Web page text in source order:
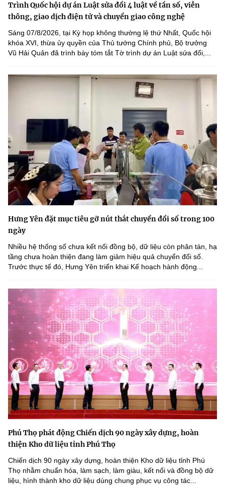
Trình Quốc hội dự án Luật sửa đổi 4 luật về tần số, viễn
thông, giao dịch điện tử và chuyển giao công nghệ
Sáng 07/8/2026, tại Kỳ họp không thường lệ thứ Nhất, Quốc hội
khóa XVI, thừa ủy quyền của Thủ tướng Chính phủ, Bộ trưởng
Vũ Hải Quân đã trình bày tóm tắt Tờ trình dự án Luật sửa đổi,...
Hưng Yên đặt mục tiêu gỡ nút thắt chuyển đổi số trong 100
ngày
Nhiều hệ thống số chưa kết nối đồng bộ, dữ liệu còn phân tán, hạ
tầng chưa hoàn thiện đang làm giảm hiệu quả chuyển đổi số.
Trước thực tế đó, Hưng Yên triển khai Kế hoạch hành động...
Phú Thọ phát động Chiến dịch 90 ngày xây dựng, hoàn
thiện Kho dữ liệu tỉnh Phú Thọ
Chiến dịch 90 ngày xây dựng, hoàn thiện Kho dữ liệu tỉnh Phú
Thọ nhằm chuẩn hóa, làm sạch, làm giàu, kết nối và đồng bộ dữ
liệu, hình thành kho dữ liệu dùng chung phục vụ công tác...